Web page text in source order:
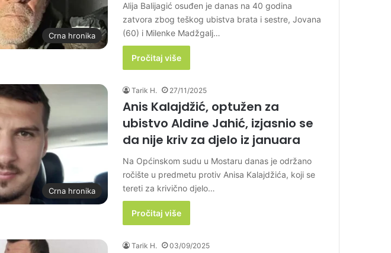
Crna hronika
Alija Balijagić osuđen je danas na 40 godina
zatvora zbog teškog ubistva brata i sestre, Jovana
(60) i Milenke Madžgalj…
Pročitaj više
Crna hronika
Tarik H. 27/11/2025
Anis Kalajdžić, optužen za
ubistvo Aldine Jahić, izjasnio se
da nije kriv za djelo iz januara
Na Općinskom sudu u Mostaru danas je održano
ročište u predmetu protiv Anisa Kalajdžića, koji se
tereti za krivično djelo…
Pročitaj više
Tarik H. 03/09/2025